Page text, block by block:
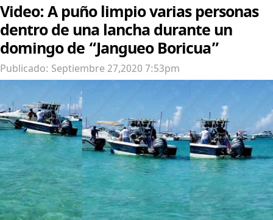
Video: A puño limpio varias personas
dentro de una lancha durante un
domingo de “Jangueo Boricua”
Publicado: Septiembre 27,2020 7:53pm